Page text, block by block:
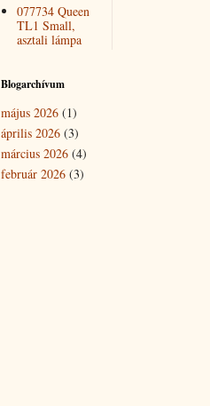
077734 Queen
TL1 Small,
asztali lámpa
Blogarchívum
május 2026 (1)
április 2026 (3)
március 2026 (4)
február 2026 (3)